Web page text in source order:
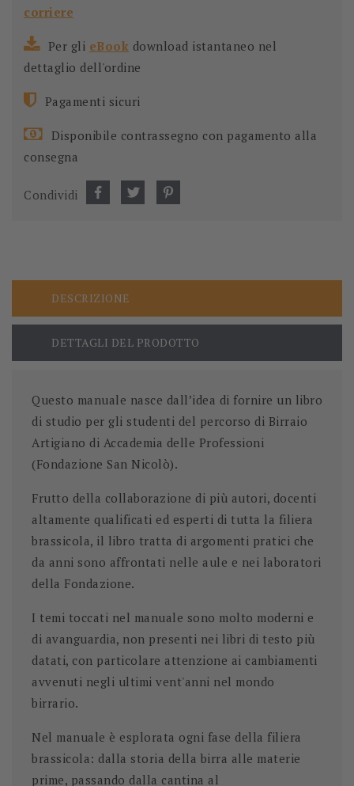
corriere
Per gli eBook download istantaneo nel
dettaglio dell'ordine
Pagamenti sicuri
Disponibile contrassegno con pagamento alla
consegna
Condividi
DESCRIZIONE
DETTAGLI DEL PRODOTTO
Questo manuale nasce dall’idea di fornire un libro
di studio per gli studenti del percorso di Birraio
Artigiano di Accademia delle Professioni
(Fondazione San Nicolò).
Frutto della collaborazione di più autori, docenti
altamente qualificati ed esperti di tutta la filiera
brassicola, il libro tratta di argomenti pratici che
da anni sono affrontati nelle aule e nei laboratori
della Fondazione.
I temi toccati nel manuale sono molto moderni e
di avanguardia, non presenti nei libri di testo più
datati, con particolare attenzione ai cambiamenti
avvenuti negli ultimi vent'anni nel mondo
birrario.
Nel manuale è esplorata ogni fase della filiera
brassicola: dalla storia della birra alle materie
prime, passando dalla cantina al